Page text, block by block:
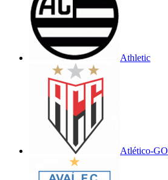
Athletic
Atlético-GO